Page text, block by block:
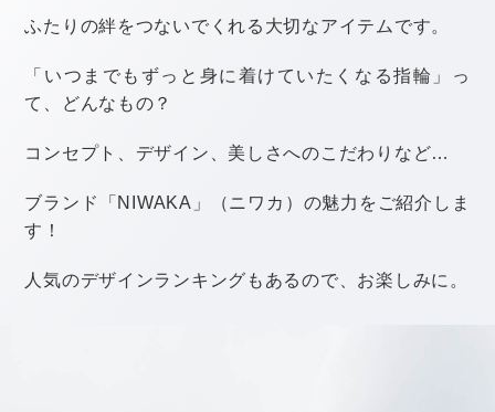
露出度の高いビスチェやノースリーブのドレスには、ロ